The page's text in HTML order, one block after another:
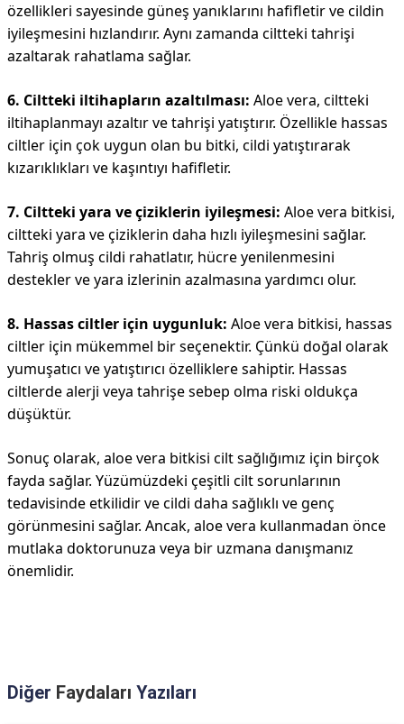
özellikleri sayesinde güneş yanıklarını hafifletir ve cildin
iyileşmesini hızlandırır. Aynı zamanda ciltteki tahrişi
azaltarak rahatlama sağlar.
6. Ciltteki iltihapların azaltılması: Aloe vera, ciltteki
iltihaplanmayı azaltır ve tahrişi yatıştırır. Özellikle hassas
ciltler için çok uygun olan bu bitki, cildi yatıştırarak
kızarıklıkları ve kaşıntıyı hafifletir.
7. Ciltteki yara ve çiziklerin iyileşmesi: Aloe vera bitkisi,
ciltteki yara ve çiziklerin daha hızlı iyileşmesini sağlar.
Tahriş olmuş cildi rahatlatır, hücre yenilenmesini
destekler ve yara izlerinin azalmasına yardımcı olur.
8. Hassas ciltler için uygunluk: Aloe vera bitkisi, hassas
ciltler için mükemmel bir seçenektir. Çünkü doğal olarak
yumuşatıcı ve yatıştırıcı özelliklere sahiptir. Hassas
ciltlerde alerji veya tahrişe sebep olma riski oldukça
düşüktür.
Sonuç olarak, aloe vera bitkisi cilt sağlığımız için birçok
fayda sağlar. Yüzümüzdeki çeşitli cilt sorunlarının
tedavisinde etkilidir ve cildi daha sağlıklı ve genç
görünmesini sağlar. Ancak, aloe vera kullanmadan önce
mutlaka doktorunuza veya bir uzmana danışmanız
önemlidir.
Diğer Faydaları Yazıları